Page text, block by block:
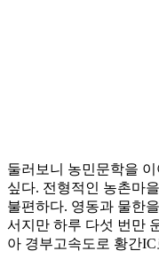
둘러보니 농민문학을
싶다. 전형적인 농촌마
불편하다. 영동과 물한
서지만 하루 다섯 번만
아 경부고속도로 황간